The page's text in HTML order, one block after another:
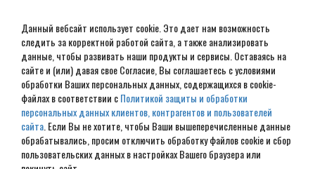
Данный вебсайт использует cookie. Это дает нам возможность
следить за корректной работой сайта, а также анализировать
данные, чтобы развивать наши продукты и сервисы. Оставаясь на
сайте и (или) давая свое Согласие, Вы соглашаетесь с условиями
обработки Ваших персональных данных, содержащихся в cookie-
файлах в соответствии сПолитикой защиты и обработки
персональных данных клиентов, контрагентов и пользователей
сайта . Если Вы не хотите, чтобы Ваши вышеперечисленные данные
обрабатывались, просим отключить обработку файлов cookie и сбор
пользовательских данных в настройках Вашего браузера или
Заливка ленточного
фундамента в Егорьевске